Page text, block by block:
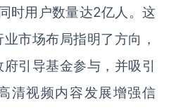
时用户数量达2亿人。这
市场布局指明了方向，
引导基金参与，并吸引
清视频内容发展增强信